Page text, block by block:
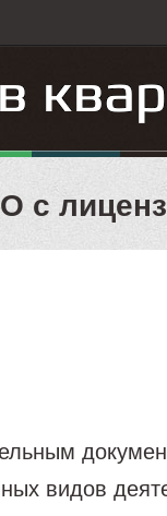
с
видов